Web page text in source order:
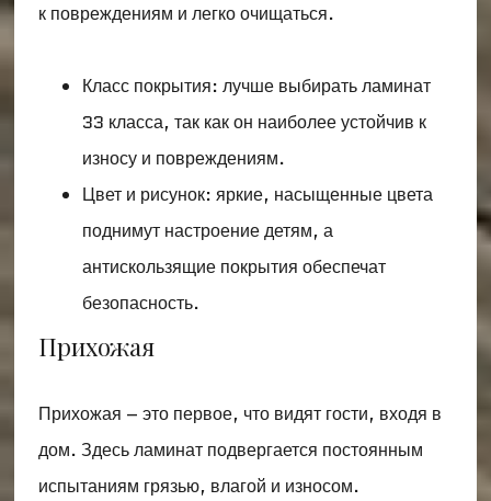
к повреждениям и легко очищаться.
Класс покрытия: лучше выбирать ламинат
33 класса, так как он наиболее устойчив к
износу и повреждениям.
Цвет и рисунок: яркие, насыщенные цвета
поднимут настроение детям, а
антискользящие покрытия обеспечат
безопасность.
Прихожая
Прихожая – это первое, что видят гости, входя в
дом. Здесь ламинат подвергается постоянным
испытаниям грязью, влагой и износом.